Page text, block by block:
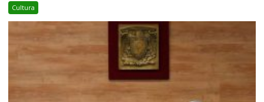
Cultura